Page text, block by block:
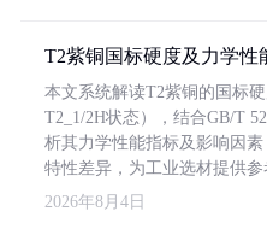
T2紫铜国标硬度及力学性
本文系统解读T2紫铜的国标
T2_1/2H状态），结合GB/T
析其力学性能指标及影响因
特性差异，为工业选材提供参
2026年8月4日